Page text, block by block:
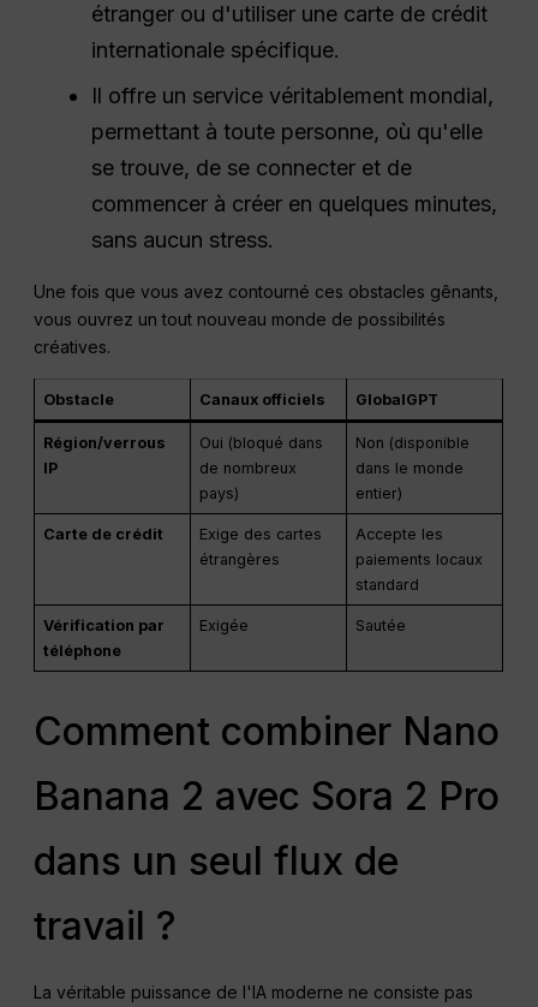
étranger ou d'utiliser une carte de crédit
internationale spécifique.
Il offre un service véritablement mondial,
permettant à toute personne, où qu'elle
se trouve, de se connecter et de
commencer à créer en quelques minutes,
sans aucun stress.
Une fois que vous avez contourné ces obstacles gênants,
vous ouvrez un tout nouveau monde de possibilités
créatives.
Obstacle Canaux officiels GlobalGPT
Région/verrous
IP
Oui (bloqué dans
de nombreux
pays)
Non (disponible
dans le monde
entier)
Carte de crédit
Exige des cartes
étrangères
Accepte les
paiements locaux
standard
Vérification par
téléphone
Exigée Sautée
Comment combiner Nano
Banana 2 avec Sora 2 Pro
dans un seul flux de
travail ?
La véritable puissance de l'IA moderne ne consiste pas